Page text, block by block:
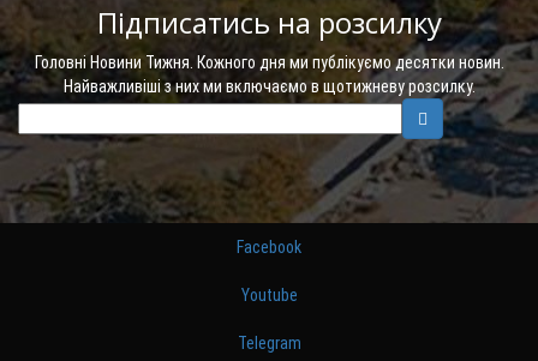
Підписатись на розсилку
Головні Новини Тижня. Кожного дня ми публікуємо десятки новин.
Найважливіші з них ми включаємо в щотижневу розсилку.
Facebook
Youtube
Telegram